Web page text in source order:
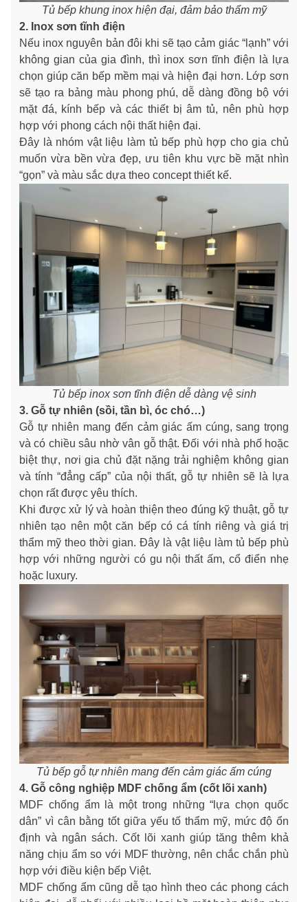
Tủ bếp khung inox hiện đại, đảm bảo thẩm mỹ
2. Inox sơn tĩnh điện
Nếu inox nguyên bản đôi khi sẽ tạo cảm giác “lạnh” với
không gian của gia đình, thì inox sơn tĩnh điện là lựa
chọn giúp căn bếp mềm mại và hiện đại hơn. Lớp sơn
sẽ tạo ra bảng màu phong phú, dễ dàng đồng bộ với
mặt đá, kính bếp và các thiết bị âm tủ, nên phù hợp
hợp với phong cách nội thất hiện đại.
Đây là nhóm vật liệu làm tủ bếp phù hợp cho gia chủ
muốn vừa bền vừa đẹp, ưu tiên khu vực bề mặt nhìn
“gọn” và màu sắc dựa theo concept thiết kế.
Tủ bếp inox sơn tĩnh điện dễ dàng vệ sinh
3. Gỗ tự nhiên (sồi, tần bì, óc chó…)
Gỗ tự nhiên mang đến cảm giác ấm cúng, sang trọng
và có chiều sâu nhờ vân gỗ thật. Đối với nhà phố hoặc
biệt thự, nơi gia chủ đặt nặng trải nghiệm không gian
và tính “đẳng cấp” của nội thất, gỗ tự nhiên sẽ là lựa
chọn rất được yêu thích.
Khi được xử lý và hoàn thiện theo đúng kỹ thuật, gỗ tự
nhiên tạo nên một căn bếp có cá tính riêng và giá trị
thẩm mỹ theo thời gian. Đây là vật liệu làm tủ bếp phù
hợp với những người có gu nội thất ấm, cổ điển nhẹ
hoặc luxury.
Tủ bếp gỗ tự nhiên mang đến cảm giác ấm cúng
4. Gỗ công nghiệp MDF chống ẩm (cốt lõi xanh)
MDF chống ẩm là một trong những “lựa chọn quốc
dân” vì cân bằng tốt giữa yếu tố thẩm mỹ, mức độ ổn
định và ngân sách. Cốt lõi xanh giúp tăng thêm khả
năng chịu ẩm so với MDF thường, nên chắc chắn phù
hợp với điều kiện bếp Việt.
MDF chống ẩm cũng dễ tạo hình theo các phong cách